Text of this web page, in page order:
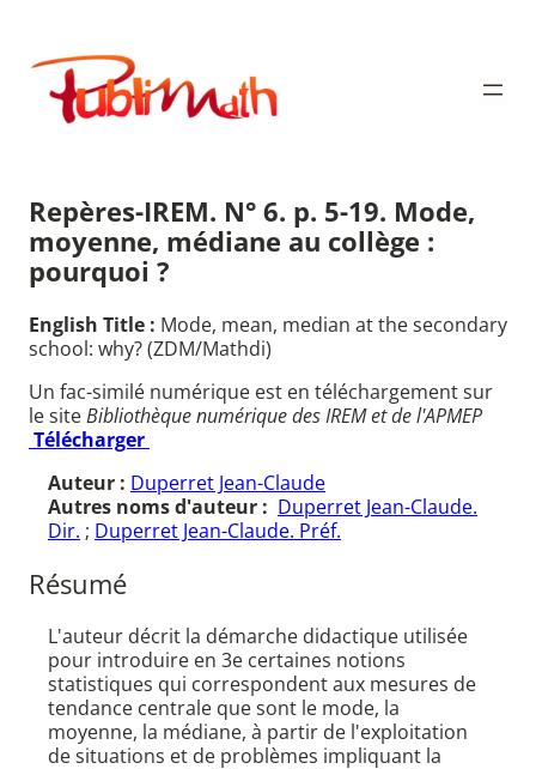
contenu
Publimath
Repères-IREM. N° 6. p. 5-19. Mode,
moyenne, médiane au collège :
pourquoi ?
English Title : Mode, mean, median at the secondary
school: why? (ZDM/Mathdi)
Un fac-similé numérique est en téléchargement sur
le siteBibliothèque numérique des IREM et de l'APMEP
Télécharger
Auteur : Duperret Jean-Claude
Autres noms d'auteur : Duperret Jean-Claude.
Dir. ; Duperret Jean-Claude. Préf.
Résumé
L'auteur décrit la démarche didactique utilisée
pour introduire en 3e certaines notions
statistiques qui correspondent aux mesures de
tendance centrale que sont le mode, la
moyenne, la médiane, à partir de l'exploitation
de situations et de problèmes impliquant la